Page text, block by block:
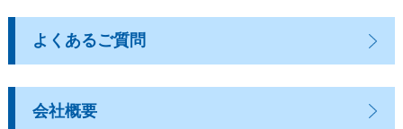
よくあるご質問
会社概要